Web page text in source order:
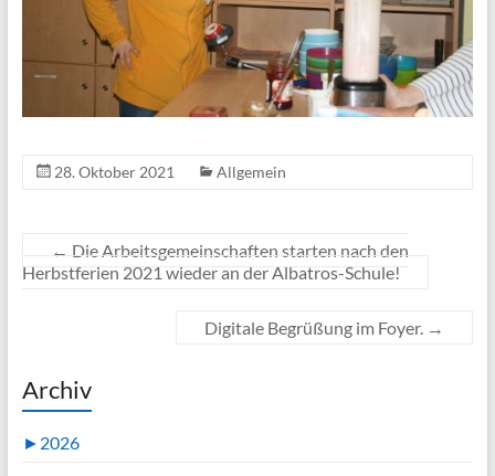
28. Oktober 2021 Allgemein
← Die Arbeitsgemeinschaften starten nach den
Herbstferien 2021 wieder an der Albatros-Schule!
Digitale Begrüßung im Foyer. →
Archiv
► 2026